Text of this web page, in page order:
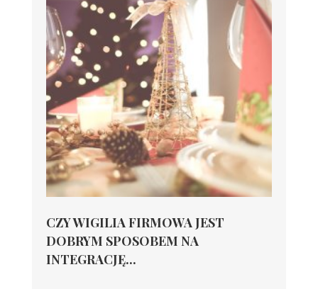
CZY WIGILIA FIRMOWA JEST
DOBRYM SPOSOBEM NA
INTEGRACJĘ...